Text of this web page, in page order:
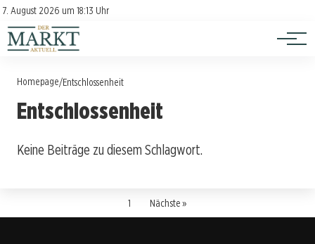
7. August 2026 um 18:13 Uhr
Kontakt
Impressum
Investition
Verbraucherschutz
Homepage/Entschlossenheit
Entschlossenheit
Keine Beiträge zu diesem Schlagwort.
1 Nächste »